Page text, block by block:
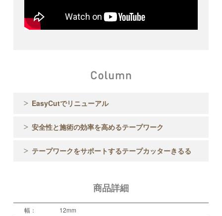
EasyCutでリニューアル
安全性と施術の効率を高めるテープワーク
テープワークをサポートするテープカッターきるる
商品詳細
幅：
12mm